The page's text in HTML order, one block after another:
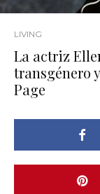
LIVING
La actriz
transgénero
Page